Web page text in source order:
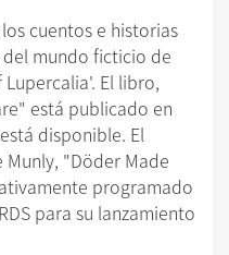
cuentos e historias
mundo ficticio de
El libro,
está publicado en
disponible. El
"Döder Made
programado
para su lanzamiento